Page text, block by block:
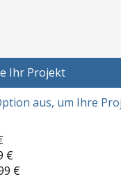
Ihr Projekt
aus, um Ihre
€
€